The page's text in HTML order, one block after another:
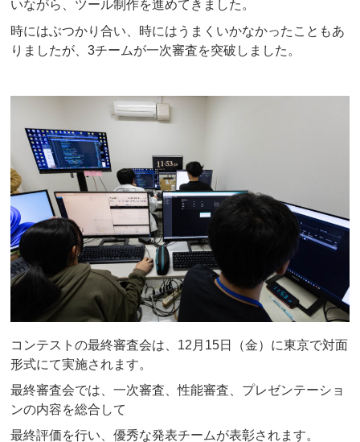
いながら、ツール制作を進めてきました。
時にはぶつかり合い、時にはうまくいかなかったこともあ
りましたが、3チームが一次審査を突破しました。
コンテストの最終審査会は、12月15日（金）に東京で対面
形式にて実施されます。
最終審査会では、一次審査、性能審査、プレゼンテーショ
ンの内容を総合して
最終評価を行い、優秀な発表チームが表彰されます。